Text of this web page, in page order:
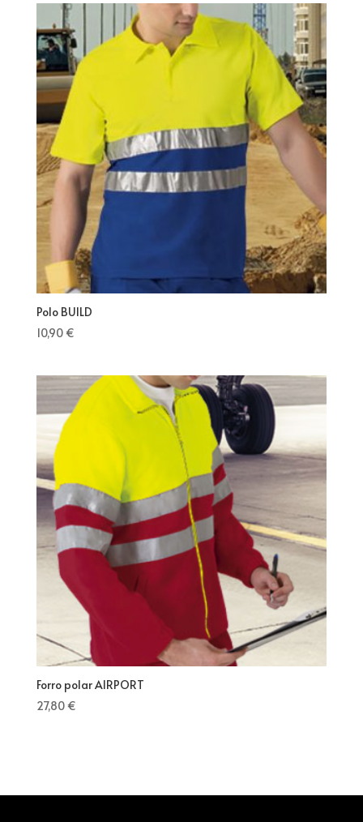
Polo BUILD
10,90€
Forro polar AIRPORT
27,80€